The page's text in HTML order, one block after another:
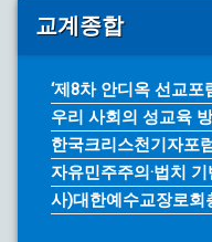
교계종합
‘제8차 안디옥 선교포
우리 사회의 성교육
한국크리스천기자포
자유민주주의·법치
사)대한예수교장로회